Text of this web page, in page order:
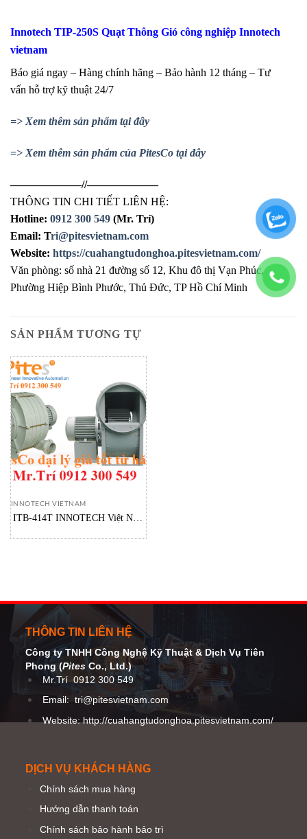
Innotech TIP-250S Quạt Thông Gió công nghiệp Innotech
vietnam
Báo giá ngay – Hàng chính hãng – Bảo hành 12 tháng – Tư
vấn hỗ trợ kỹ thuật 24/7
=> Xem thêm sản phẩm tại đây
=> Xem thêm sản phẩm của PitesCo tại đây
——————–//——————–
THÔNG TIN CHI TIẾT LIÊN HỆ:
Hotline: 0912 300 549 (Mr. Trí)
Email: Tri@pitesvietnam.com
Website: https://cuahangtudonghoa.pitesvietnam.com/
Văn phòng: số nhà 21 đường số 12, Khu đô thị Vạn Phúc,
Phường Hiệp Bình Phước, Thủ Đức, TP Hồ Chí Minh
SẢN PHẨM TƯƠNG TỰ
INNOTECH VIETNAM
ITB-414T INNOTECH Việt Nam
THÔNG TIN LIÊN HỆ
Công ty TNHH Công Nghệ Kỹ Thuật& Dịch Vụ Tiên
Phong (Pites Co., Ltd.)
Mr.Trí 0912 300 549
Email:tri@pitesvietnam.com
Website: http://cuahangtudonghoa.pitesvietnam.com/
DỊCH VỤ KHÁCH HÀNG
Chính sách mua hàng
Hướng dẫn thanh toán
Chính sách bảo hành bảo trì